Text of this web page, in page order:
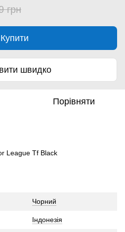
грн
Купити
швидко
Порівняти
League Tf Black
Чорний
Індонезія